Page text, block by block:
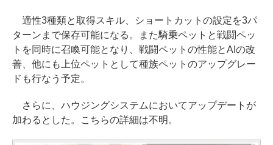
適性3種類と取得スキル、ショートカットの設定を3パ
ターンまで保存可能になる。また騎乗ペットと戦闘ペッ
トを同時に召喚可能となり、戦闘ペットの性能とAIの改
善、他にも上位ペットとして種族ペットのアップグレー
ドも行なう予定。
さらに、ハウジングシステムにおいてアップデートが
加わるとした。こちらの詳細は不明。